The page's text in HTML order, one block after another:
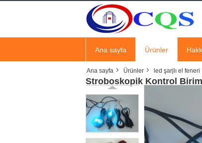
Ana sayfa Ürünler
Ana sayfa Ürünler led şarjlı el feneri
Stroboskopik Kontrol